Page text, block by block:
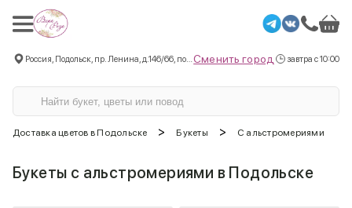
Сменить город завтра с 10:00
Доставка цветов в Подольске > Букеты > С альстромериями
Букеты с альстромериями в Подольске